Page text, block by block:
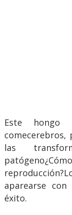
Este hongo
comecerebros,
las
aparearse
éxito.